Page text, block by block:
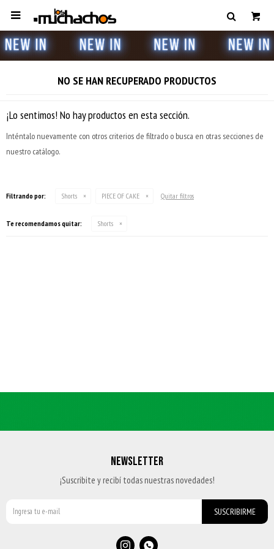

NO SE HAN RECUPERADO PRODUCTOS
¡Lo sentimos! No hay productos en esta sección.
Inténtalo nuevamente con otros criterios de filtrado o busca en otras secciones de
nuestro catálogo.
Filtrando por: Shorts PIECE OF CAKE Quitar filtros
Te recomendamos quitar: Shorts
NEWSLETTER
¡Suscribite y recibí todas nuestras novedades!
SUSCRIBIRME
 